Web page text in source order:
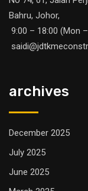
Bahru, Johor,
9:00 – 18:00 (Mon
archives
December 2025
July 2025
June 2025